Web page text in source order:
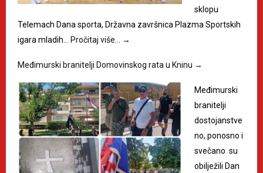
sklopu
Telemach Dana sporta, Državna završnica Plazma Sportskih
igara mladih… Pročitaj više… →
Međimurski branitelji Domovinskog rata u Kninu →
Međimurski
branitelji
dostojanstve
no, ponosno i
svečano su
obilježili Dan